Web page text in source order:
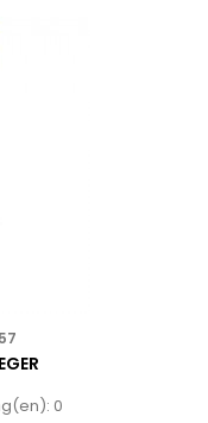
0